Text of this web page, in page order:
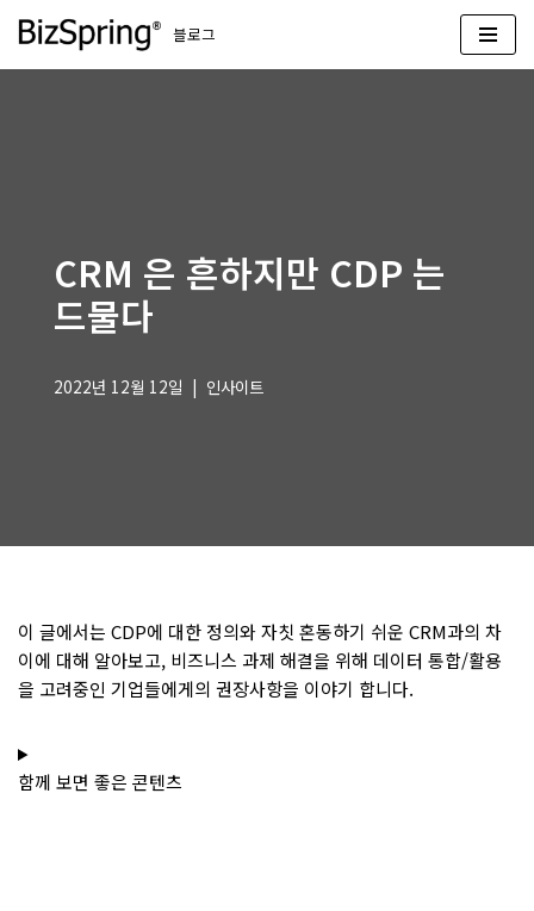
콘
블로그
CRM 은 흔하지만 CDP 는
드물다
2022년 12월 12일 인사이트
이 글에서는 CDP에 대한 정의와 자칫 혼동하기 쉬운 CRM과의 차
이에 대해 알아보고, 비즈니스 과제 해결을 위해 데이터 통합/활용
을 고려중인 기업들에게의 권장사항을 이야기 합니다.
함께 보면 좋은 콘텐츠